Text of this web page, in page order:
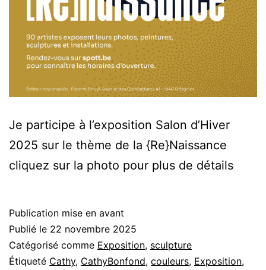
Je participe à l’exposition Salon d’Hiver
2025 sur le thème de la {Re}Naissance
cliquez sur la photo pour plus de détails
Publication mise en avant
Publié le 22 novembre 2025
Catégorisé comme Exposition, sculpture
Étiqueté Cathy, CathyBonfond, couleurs, Exposition,